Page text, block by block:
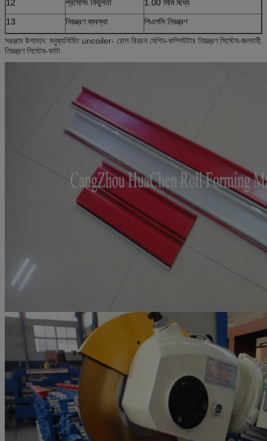
12 প্রসেসিং নির্ভুলতা
1.00 মিমি মধ্যে
13
নিয়ন্ত্রণ ব্যবস্থা
পিএলসি নিয়ন্ত্রণ
সরঞ্জাম উপাদান: মনুষ্যনির্মিত uncoiler- রোল বিরচন মেশিন-কম্পিউটার নিয়ন্ত্রণ সিস্টেম-জলবাহী
নিয়ন্ত্রণ সিস্টেম-কাটা